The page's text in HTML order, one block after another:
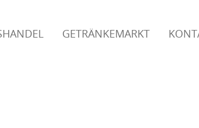
GETRÄNKEMARKT